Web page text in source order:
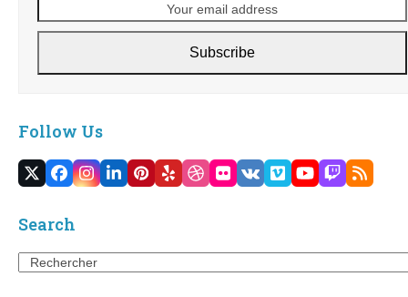
Subscribe
Follow Us
TwitterFacebook
Instagram
LinkedIn
Pinterest
YelpDribbble
Flickr
VKVimeoYouTube
Twitch
RSS
Search
Search